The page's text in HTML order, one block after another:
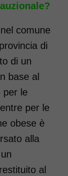
-
comune
di
di un
base al
per le
per le
obese è
alla
al